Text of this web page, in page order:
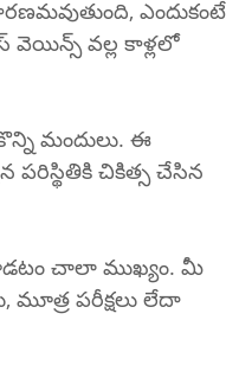
ఎందుకంటే
వెయిన్స్ వల్ల కాళ్లలో
మందులు. ఈ
చికిత్స చేసిన
చాలా ముఖ్యం. మీ
పరీక్షలు లేదా